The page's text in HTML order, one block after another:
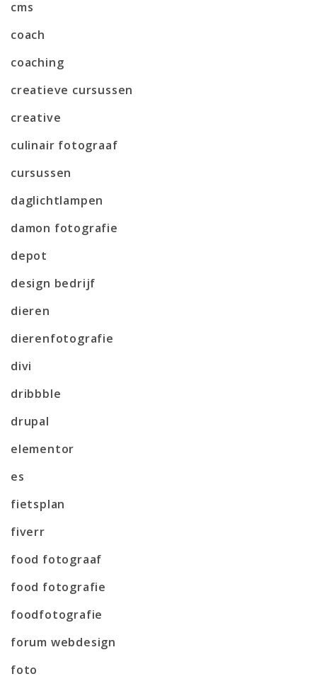
cms
coach
coaching
creatieve cursussen
creative
culinair fotograaf
cursussen
daglichtlampen
damon fotografie
depot
design bedrijf
dieren
dierenfotografie
divi
dribbble
drupal
elementor
es
fietsplan
fiverr
food fotograaf
food fotografie
foodfotografie
forum webdesign
foto